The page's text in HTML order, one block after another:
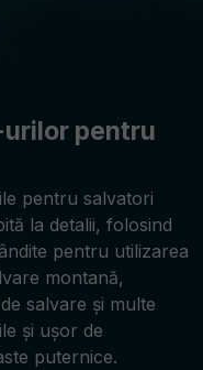
pentru
pentru salvatori
la detalii, folosind
pentru utilizarea
montană,
salvare și multe
și ușor de
puternice.